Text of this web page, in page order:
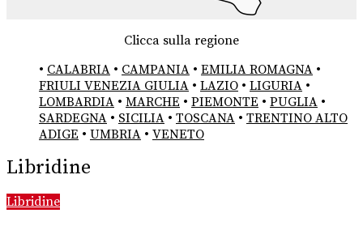
Clicca sulla regione
• CALABRIA • CAMPANIA • EMILIA ROMAGNA •
FRIULI VENEZIA GIULIA • LAZIO • LIGURIA •
LOMBARDIA • MARCHE • PIEMONTE • PUGLIA •
SARDEGNA • SICILIA • TOSCANA • TRENTINO ALTO
ADIGE • UMBRIA • VENETO
Libridine
Libridine